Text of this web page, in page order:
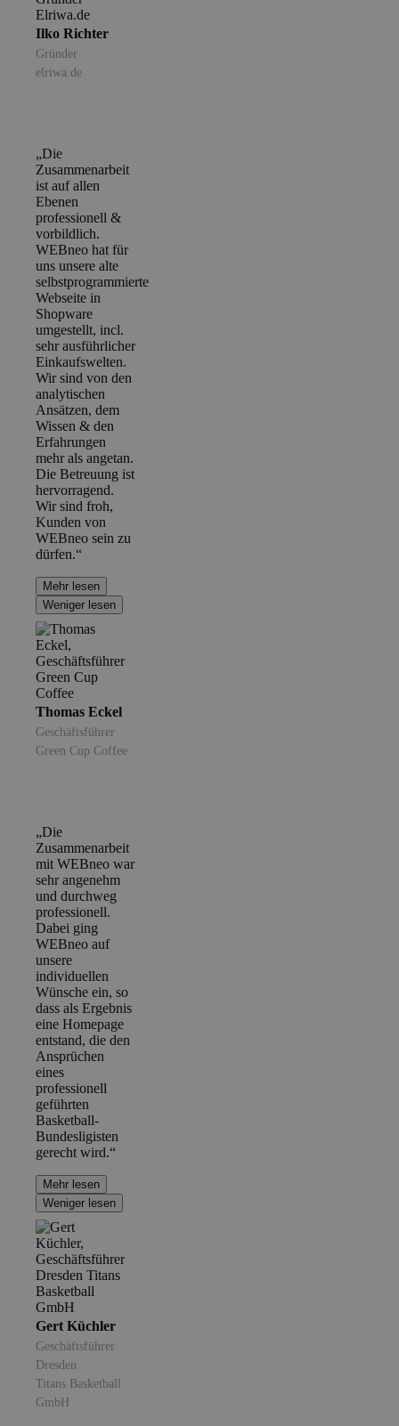
Ilko Richter
Gründer
elriwa.de
„Die
Zusammenarbeit
ist auf allen
Ebenen
professionell &
vorbildlich.
WEBneo hat für
uns unsere alte
selbstprogrammierte
Webseite in
Shopware
umgestellt, incl.
sehr ausführlicher
Einkaufswelten.
Wir sind von den
analytischen
Ansätzen, dem
Wissen & den
Erfahrungen
mehr als angetan.
Die Betreuung ist
hervorragend.
Wir sind froh,
Kunden von
WEBneo sein zu
dürfen.“
Mehr lesen
Weniger lesen
Thomas Eckel
Geschäftsführer
Green Cup Coffee
„Die
Zusammenarbeit
mit WEBneo war
sehr angenehm
und durchweg
professionell.
Dabei ging
WEBneo auf
unsere
individuellen
Wünsche ein, so
dass als Ergebnis
eine Homepage
entstand, die den
Ansprüchen
eines
professionell
geführten
Basketball-
Bundesligisten
gerecht wird.“
Mehr lesen
Weniger lesen
Gert Küchler
Geschäftsführer
Dresden
Titans Basketball
GmbH